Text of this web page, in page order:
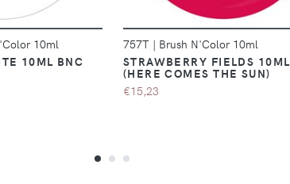
10ml
10ML BNC
757T | Brush N'Color 10ml
STRAWBERRY FIELDS 10ML
(HERE COMES THE SUN)
€15,23